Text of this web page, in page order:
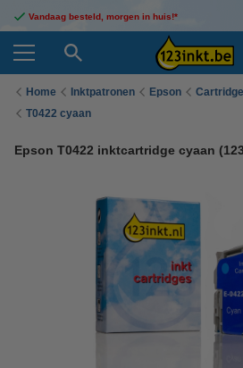
Vandaag besteld, morgen in huis!*
Home Inktpatronen Epson
T0422 cyaan
Epson T0422 inktcartridge cyaan